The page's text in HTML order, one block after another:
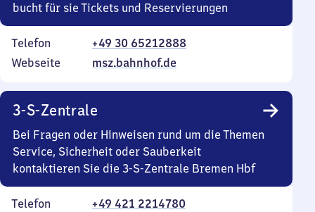
bucht für sie Tickets und Reservierungen
Telefon
+49 30 65212888
Webseite
msz.bahnhof.de
3-S-Zentrale
Bei Fragen oder Hinweisen rund um die Themen
Service, Sicherheit oder Sauberkeit
kontaktieren Sie die 3-S-Zentrale Bremen Hbf
Telefon
+49 421 2214780